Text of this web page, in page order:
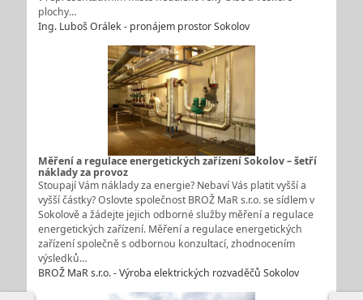
plochy…
Ing. Luboš Orálek - pronájem prostor Sokolov
Měření a regulace energetických zařízení Sokolov – šetří
náklady za provoz
Stoupají Vám náklady za energie? Nebaví Vás platit vyšší a
vyšší částky? Oslovte společnost BROŽ MaR s.r.o. se sídlem v
Sokolově a žádejte jejich odborné služby měření a regulace
energetických zařízení. Měření a regulace energetických
zařízení společně s odbornou konzultací, zhodnocením
výsledků…
BROŽ MaR s.r.o. - Výroba elektrických rozvaděčů Sokolov